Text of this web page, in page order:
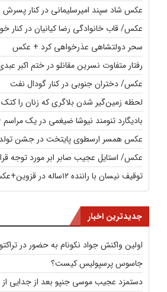
عکس شاد سپند امیرسلیمانی در کنار پسرش
عکس/ قاب خانوادگی رضا کیانیان در کنار
سحر دولتشاهی عذرخواهی کرد + عکس
رفتار متفاوت نسرین مقانلو در ختم اکبر
عکس/ دختران جنوبی در کنار گودال نفت
لحظه زمین‌گیر شدن بلاگری که زنان را
بادیگارد تنومند نیوشا ضیغمی در یک مراسم
عکس همسر ارسطوی پایتخت در جشن
عکس/ استایل عجیب صابر ابر مورد توجه
توقیف نیسان با راننده ۱۲ساله در قزوین+عکس
جدیدترین اخبار
اولین واکنش جواد نکونام به حضور در
جاسوس پرسپولیس کیست؟
دستمزد عجیب موسی جنپو بعد از جدایی از